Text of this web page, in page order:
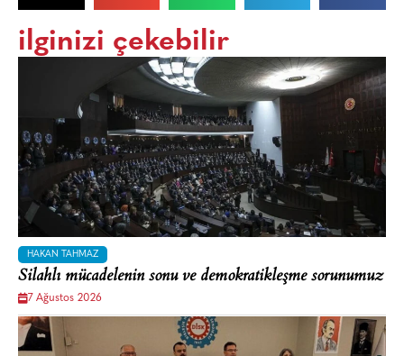
ilginizi çekebilir
HAKAN TAHMAZ
Silahlı mücadelenin sonu ve demokratikleşme sorunumuz
7 Ağustos 2026